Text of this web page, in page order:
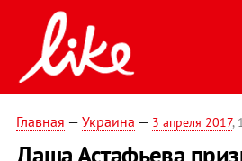
Главная — Украина — 3 апреля 2017,
Даша Астафьева